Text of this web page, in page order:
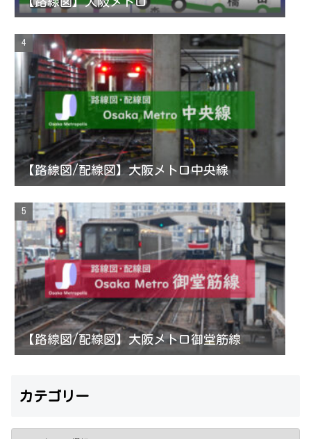
【路線図/配線図】大阪メトロ中央線
【路線図/配線図】大阪メトロ御堂筋線
カテゴリー